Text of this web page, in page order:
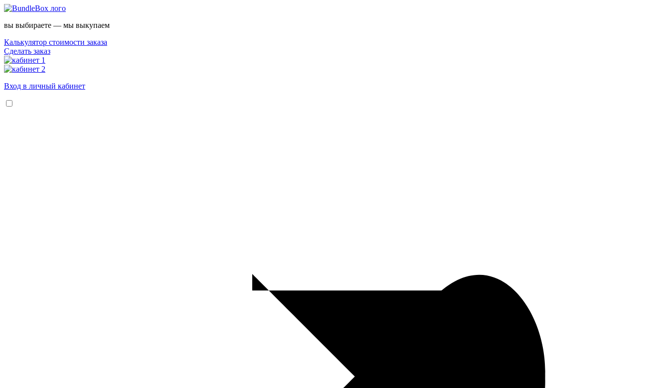
вы выбираете — мы выкупаем
Калькулятор стоимости заказа
Сделать заказ
Вход в личный кабинет